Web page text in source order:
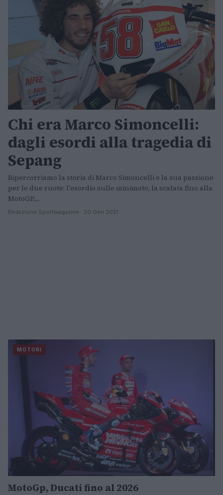
Chi era Marco Simoncelli:
dagli esordi alla tragedia di
Sepang
Ripercorriamo la storia di Marco Simoncelli e la sua passione
per le due ruote: l'esordio sulle minimoto, la scalata fino alla
MotoGP,…
Redazione Sportmagazine · 20 Gen 2021
MOTORI
MotoGp, Ducati fino al 2026